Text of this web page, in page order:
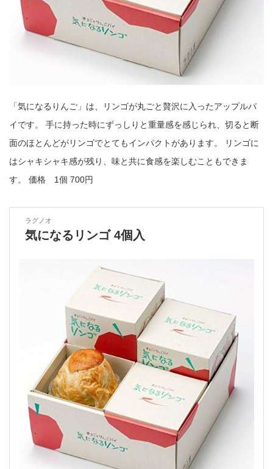
「気になるりんご」は、リンゴが丸ごと贅沢に入ったアップルパ
イです。 手に持った時にずっしりと重量感を感じられ、切ると断
面のほとんどがリンゴでとてもインパクトがあります。 リンゴに
はシャキシャキ感が残り、味と共に食感を楽しむこともできま
す。 価格 1個 700円
ラグノオ
気になるリンゴ 4個入